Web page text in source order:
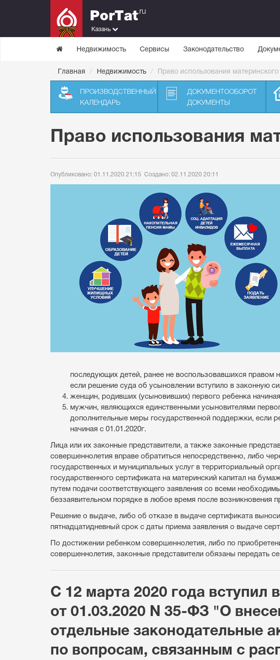
PorTat.ru
Казань
Недвижимость Сервисы Законодательство
Главная Недвижимость Право использования материнского
ПРОИЗВОДСТВЕННЫЙ
КАЛЕНДАРЬ
ДОКУМЕНТООБОРОТ
ДОКУМЕНТЫ
Право использования
Опубликовано: 01.11.2020 21:15 Создано: 02.11.2020 20:11
последующих детей, ранее не воспользовавшихся правом
если решение суда об усыновлении вступило в законную
женщин, родивших (усыновивших) первого ребенка начиная
мужчин, являющихся единственными усыновителями
дополнительные меры государственной поддержки, если
начиная с 01.01.2020г.
Лица или их законные представители, а также законные
совершеннолетия вправе обратиться непосредственно, либо
государственных и муниципальных услуг в территориальный
государственного сертификата на материнский капитал на
путем подачи соответствующего заявления со всеми
беззаявительном порядке в любое время после возникновения
Решение о выдаче, либо об отказе в выдаче сертификата
пятнадцатидневный срок с даты приема заявления о выдаче
По достижении ребенком совершеннолетия, либо по
совершеннолетия, законные представители обязаны передать
С 12 марта 2020 года вступил
от 01.03.2020 N 35-ФЗ "О
отдельные законодательные
по вопросам, связанным с